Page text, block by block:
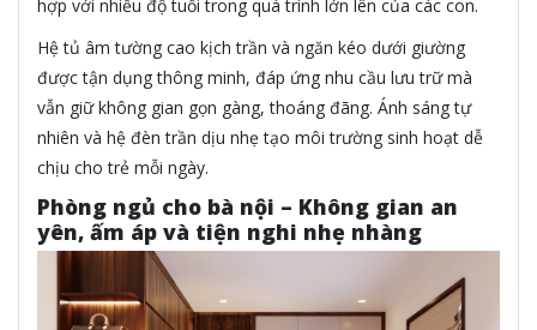
hợp với nhiều độ tuổi trong quá trình lớn lên của các con.
Hệ tủ âm tường cao kịch trần và ngăn kéo dưới giường
được tận dụng thông minh, đáp ứng nhu cầu lưu trữ mà
vẫn giữ không gian gọn gàng, thoáng đãng. Ánh sáng tự
nhiên và hệ đèn trần dịu nhẹ tạo môi trường sinh hoạt dễ
chịu cho trẻ mỗi ngày.
Phòng ngủ cho bà nội – Không gian an
yên, ấm áp và tiện nghi nhẹ nhàng